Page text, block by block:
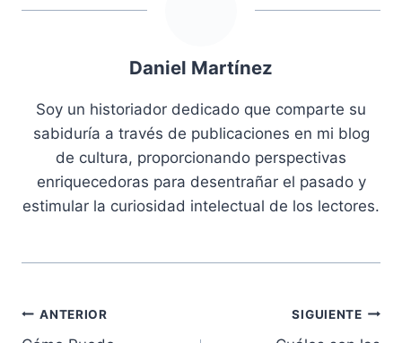
Daniel Martínez
Soy un historiador dedicado que comparte su
sabiduría a través de publicaciones en mi blog
de cultura, proporcionando perspectivas
enriquecedoras para desentrañar el pasado y
estimular la curiosidad intelectual de los lectores.
Navegación
ANTERIOR SIGUIENTE